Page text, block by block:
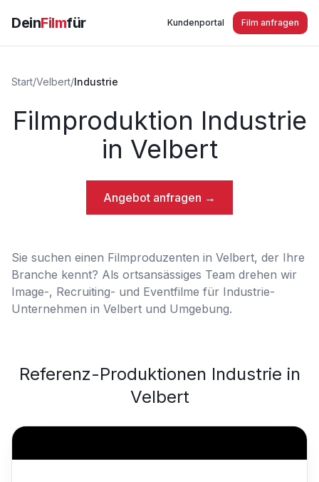
DeinFilmfür Kundenportal Film anfragen
Start/Velbert/Industrie
Filmproduktion Industrie
in Velbert
Angebot anfragen →
Sie suchen einen Filmproduzenten in Velbert, der Ihre
Branche kennt? Als ortsansässiges Team drehen wir
Image-, Recruiting- und Eventfilme für Industrie-
Unternehmen in Velbert und Umgebung.
Referenz-Produktionen Industrie in
Velbert